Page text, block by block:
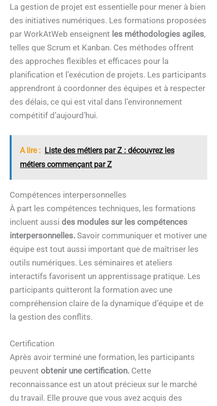
La gestion de projet est essentielle pour mener à bien
des initiatives numériques. Les formations proposées
par WorkAtWeb enseignent les méthodologies agiles,
telles que Scrum et Kanban. Ces méthodes offrent
des approches flexibles et efficaces pour la
planification et l’exécution de projets. Les participants
apprendront à coordonner des équipes et à respecter
des délais, ce qui est vital dans l’environnement
compétitif d’aujourd’hui.
A lire : Liste des métiers par Z : découvrez les
métiers commençant par Z
Compétences interpersonnelles
À part les compétences techniques, les formations
incluent aussi des modules sur les compétences
interpersonnelles. Savoir communiquer et motiver une
équipe est tout aussi important que de maîtriser les
outils numériques. Les séminaires et ateliers
interactifs favorisent un apprentissage pratique. Les
participants quitteront la formation avec une
compréhension claire de la dynamique d’équipe et de
la gestion des conflits.
Certification
Après avoir terminé une formation, les participants
peuvent obtenir une certification. Cette
reconnaissance est un atout précieux sur le marché
du travail. Elle prouve que vous avez acquis des